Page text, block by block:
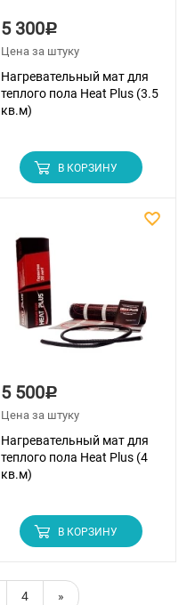
5 300Р
Цена за штуку
Нагревательный мат для
теплого пола Heat Plus (3.5
кв.м)
В КОРЗИНУ
5 500Р
Цена за штуку
Нагревательный мат для
теплого пола Heat Plus (4
кв.м)
В КОРЗИНУ
4 »